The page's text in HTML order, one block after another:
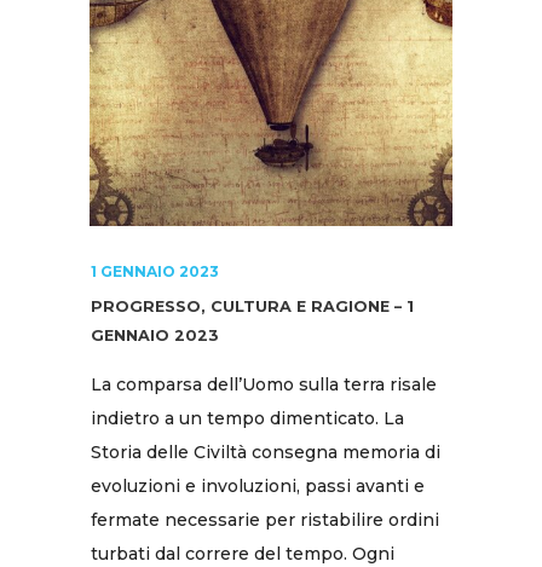
1 GENNAIO 2023
PROGRESSO, CULTURA E RAGIONE – 1
GENNAIO 2023
La comparsa dell’Uomo sulla terra risale
indietro a un tempo dimenticato. La
Storia delle Civiltà consegna memoria di
evoluzioni e involuzioni, passi avanti e
fermate necessarie per ristabilire ordini
turbati dal correre del tempo. Ogni